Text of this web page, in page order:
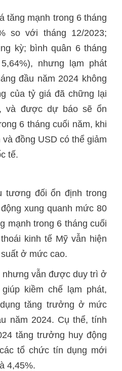
tăng mạnh trong 6 tháng
so với tháng 12/2023;
kỳ; bình quân 6 tháng
nhưng lạm phát
đầu năm 2024 không
của tỷ giá đã chững lại
và được dự báo sẽ ổn
6 tháng cuối năm, khi
đồng USD có thể giảm
tế.
tương đối ổn định trong
xung quanh mức 80
mạnh trong 6 tháng cuối
kinh tế Mỹ vẫn hiện
ở mức cao.
nhưng vẫn được duy trì ở
kiềm chế lạm phát,
tăng trưởng ở mức
năm 2024. Cụ thể, tính
tăng trưởng huy động
tổ chức tín dụng mới
4,45%.